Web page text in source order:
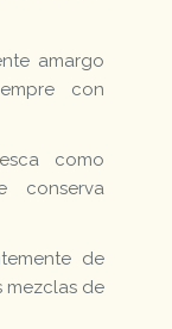
amargo
con
como
conserva
de
mezclas de